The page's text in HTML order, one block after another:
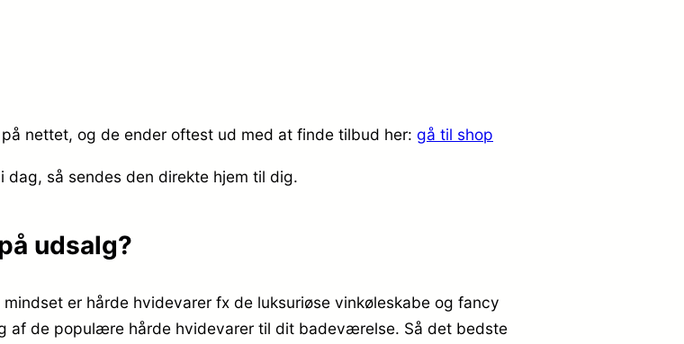
nettet, og de ender oftest ud med at finde tilbud her: gå til shop
dag, så sendes den direkte hjem til dig.
udsalg?
er hårde hvidevarer fx de luksuriøse vinkøleskabe og fancy
af de populære hårde hvidevarer til dit badeværelse. Så det bedste